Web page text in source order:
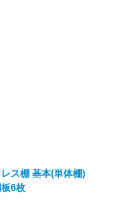
ス棚 基本(単体棚)
6枚